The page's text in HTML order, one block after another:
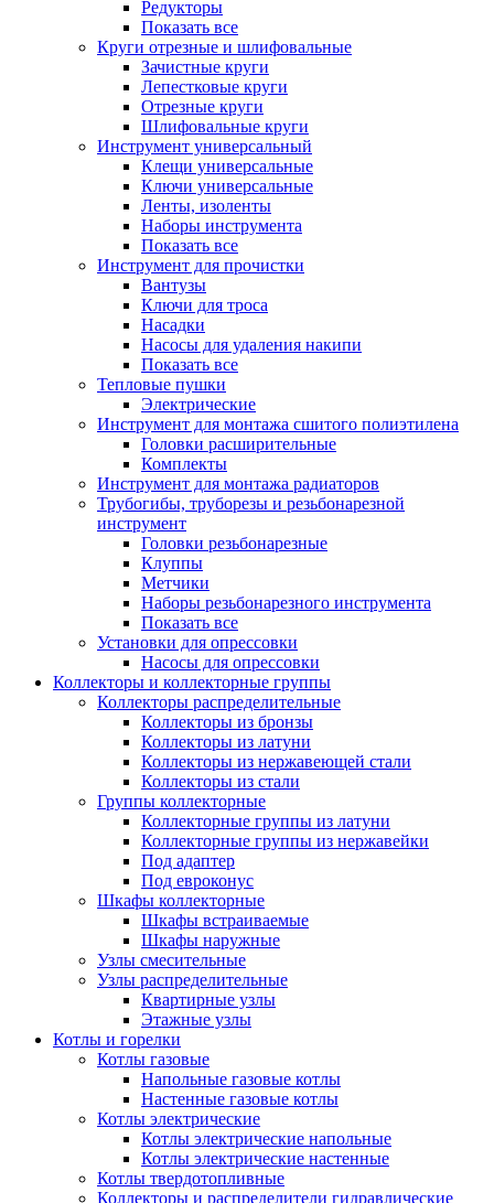
Редукторы
Показать все
Круги отрезные и шлифовальные
Зачистные круги
Лепестковые круги
Отрезные круги
Шлифовальные круги
Инструмент универсальный
Клещи универсальные
Ключи универсальные
Ленты, изоленты
Наборы инструмента
Показать все
Инструмент для прочистки
Вантузы
Ключи для троса
Насадки
Насосы для удаления накипи
Показать все
Тепловые пушки
Электрические
Инструмент для монтажа сшитого полиэтилена
Головки расширительные
Комплекты
Инструмент для монтажа радиаторов
Трубогибы, труборезы и резьбонарезной
инструмент
Головки резьбонарезные
Клуппы
Метчики
Наборы резьбонарезного инструмента
Показать все
Установки для опрессовки
Насосы для опрессовки
Коллекторы и коллекторные группы
Коллекторы распределительные
Коллекторы из бронзы
Коллекторы из латуни
Коллекторы из нержавеющей стали
Коллекторы из стали
Группы коллекторные
Коллекторные группы из латуни
Коллекторные группы из нержавейки
Под адаптер
Под евроконус
Шкафы коллекторные
Шкафы встраиваемые
Шкафы наружные
Узлы смесительные
Узлы распределительные
Квартирные узлы
Этажные узлы
Котлы и горелки
Котлы газовые
Напольные газовые котлы
Настенные газовые котлы
Котлы электрические
Котлы электрические напольные
Котлы электрические настенные
Котлы твердотопливные
Коллекторы и распределители гидравлические